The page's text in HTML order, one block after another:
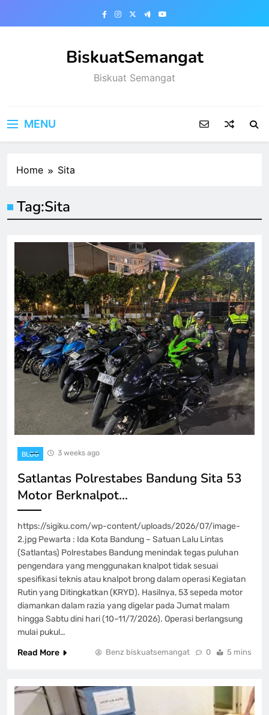
BiskuatSemangat
Biskuat Semangat
MENU
Home Sita
Tag:Sita
BLOG 3 weeks ago
Satlantas Polrestabes Bandung Sita 53
Motor Berknalpot…
https://sigiku.com/wp-content/uploads/2026/07/image-
2.jpg Pewarta : Ida Kota Bandung – Satuan Lalu Lintas
(Satlantas) Polrestabes Bandung menindak tegas puluhan
pengendara yang menggunakan knalpot tidak sesuai
spesifikasi teknis atau knalpot brong dalam operasi Kegiatan
Rutin yang Ditingkatkan (KRYD). Hasilnya, 53 sepeda motor
diamankan dalam razia yang digelar pada Jumat malam
hingga Sabtu dini hari (10–11/7/2026). Operasi berlangsung
mulai pukul…
Read More
Benz biskuatsemangat 0 5 mins